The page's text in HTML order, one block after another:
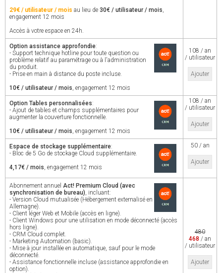
29€ / utilisateur / mois au lieu de 30€ / utilisateur / mois,
engagement 12 mois
Accès à votre espace en 24h.
Option assistance approfondie:
- Support technique hotline pour toute question ou
problème relatif au paramétrage ou à l'administration
du produit.
- Prise en main à distance du poste incluse.
10€ / utilisateur / mois, engagement 12 mois
108 / an
/ utilisateur
Ajouter
Option Tables personnalisées:
- Ajout de tables et champs supplémentaires pour
augmenter la couverture fonctionnelle.
10€ / utilisateur / mois, engagement 12 mois
108 / an
/ utilisateur
Ajouter
Espace de stockage supplémentaire:
- Bloc de 5 Go de stockage Cloud supplémentaire.
4,17€ / mois, engagement 12 mois
50 / an
Ajouter
Abonnement annuel Act! Premium Cloud (avec
synchronisation de bureau), incluant:
- Version Cloud mutualisée (Hébergement externalisé en
Allemagne).
- Client léger Web et Mobile (accès en ligne).
- Client Windows pour une utilisation en mode déconnecté (accès
hors ligne).
- CRM Cloud complet.
- Marketing Automation (basic).
- Mise à jour installée en automatique, sauf pour le mode
déconnecté.
- Assistance fonctionnelle incluse (assistance approfondie en
option).
480
468 / an
/ utilisateur
Ajouter